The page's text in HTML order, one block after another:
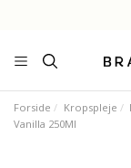
Forside Kropspleje
Vanilla 250Ml